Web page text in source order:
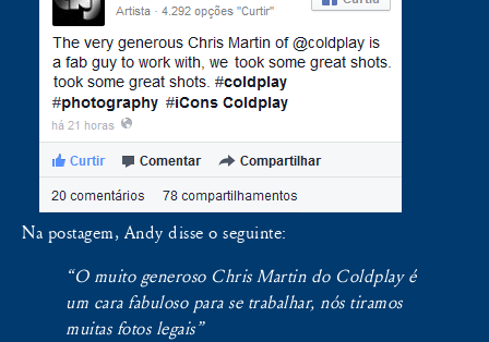
Na postagem, Andy disse o seguinte:
“O muito generoso Chris Martin do Coldplay é
um cara fabuloso para se trabalhar, nós tiramos
muitas fotos legais”